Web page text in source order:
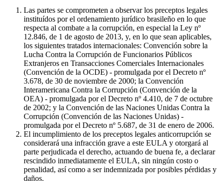
Las partes se comprometen a observar los preceptos legales
instituídos por el ordenamiento jurídico brasileño en lo que
respecta al combate a la corrupción, en especial la Ley nº
12.846, de 1 de agosto de 2013, y, en lo que sean aplicables,
los siguientes tratados internacionales: Convención sobre la
Lucha Contra la Corrupción de Funcionarios Públicos
Extranjeros en Transacciones Comerciales Internacionales
(Convención de la OCDE) - promulgada por el Decreto nº
3.678, de 30 de noviembre de 2000; la Convención
Interamericana Contra la Corrupción (Convención de la
OEA) - promulgada por el Decreto nº 4.410, de 7 de octubre
de 2002; y la Convención de las Naciones Unidas Contra la
Corrupción (Convención de las Naciones Unidas) -
promulgada por el Decreto nº 5.687, de 31 de enero de 2006.
El incumplimiento de los preceptos legales anticorrupción se
considerará una infracción grave a este EULA y otorgará al
parte perjudicada el derecho, actuando de buena fe, a declarar
rescindido inmediatamente el EULA, sin ningún costo o
penalidad, así como a ser indemnizada por posibles pérdidas y
daños.